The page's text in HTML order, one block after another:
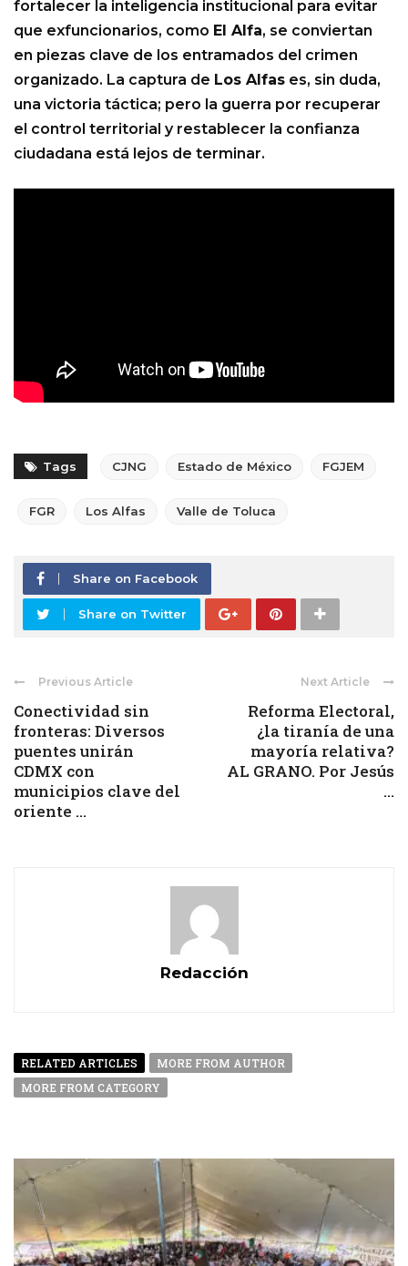
fortalecer la inteligencia institucional para evitar
que exfuncionarios, como El Alfa, se conviertan
en piezas clave de los entramados del crimen
organizado. La captura de Los Alfas es, sin duda,
una victoria táctica; pero la guerra por recuperar
el control territorial y restablecer la confianza
ciudadana está lejos de terminar.
Tags CJNG Estado de México FGJEM
FGR Los Alfas Valle de Toluca
Share on Facebook
Share on Twitter
Previous Article
Conectividad sin
fronteras: Diversos
puentes unirán
CDMX con
municipios clave del
oriente ...
Next Article
Reforma Electoral,
¿la tiranía de una
mayoría relativa?
AL GRANO. Por Jesús
...
Redacción
RELATED ARTICLES
MORE FROM AUTHOR
MORE FROM CATEGORY